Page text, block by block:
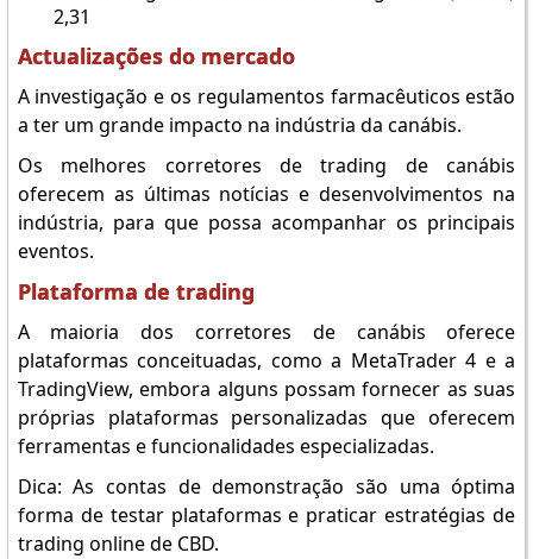
2,31
Actualizações do mercado
A investigação e os regulamentos farmacêuticos estão
a ter um grande impacto na indústria da canábis.
Os melhores corretores de trading de canábis
oferecem as últimas notícias e desenvolvimentos na
indústria, para que possa acompanhar os principais
eventos.
Plataforma de trading
A maioria dos corretores de canábis oferece
plataformas conceituadas, como a MetaTrader 4 e a
TradingView, embora alguns possam fornecer as suas
próprias plataformas personalizadas que oferecem
ferramentas e funcionalidades especializadas.
Dica: As contas de demonstração são uma óptima
forma de testar plataformas e praticar estratégias de
trading online de CBD.